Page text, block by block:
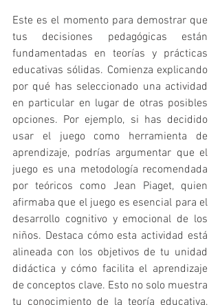
Este es el momento para demostrar que
tus decisiones pedagógicas están
fundamentadas en teorías y prácticas
educativas sólidas. Comienza explicando
por qué has seleccionado una actividad
en particular en lugar de otras posibles
opciones. Por ejemplo, si has decidido
usar el juego como herramienta de
aprendizaje, podrías argumentar que el
juego es una metodología recomendada
por teóricos como Jean Piaget, quien
afirmaba que el juego es esencial para el
desarrollo cognitivo y emocional de los
niños. Destaca cómo esta actividad está
alineada con los objetivos de tu unidad
didáctica y cómo facilita el aprendizaje
de conceptos clave. Esto no solo muestra
tu conocimiento de la teoría educativa,